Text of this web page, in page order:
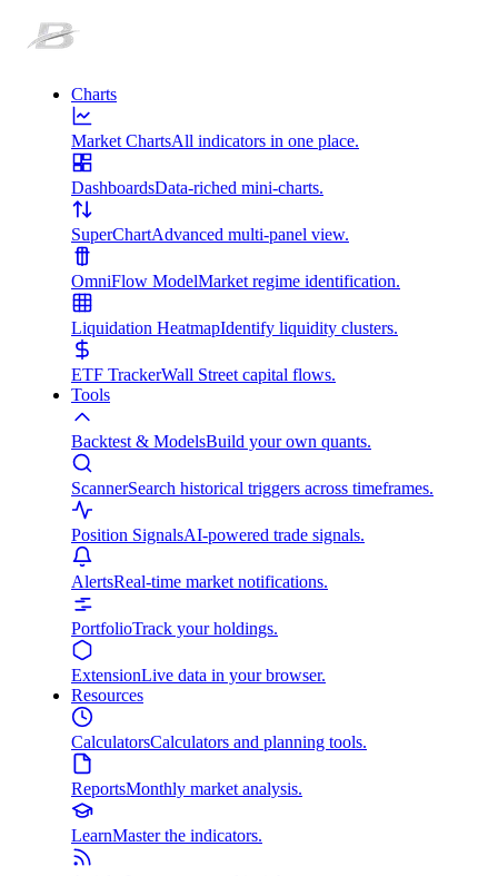
Charts
Market ChartsAll indicators in one place.
DashboardsData-riched mini-charts.
SuperChartAdvanced multi-panel view.
OmniFlow ModelMarket regime identification.
Liquidation HeatmapIdentify liquidity clusters.
ETF TrackerWall Street capital flows.
Tools
Backtest & ModelsBuild your own quants.
ScannerSearch historical triggers across timeframes.
Position SignalsAI-powered trade signals.
AlertsReal-time market notifications.
PortfolioTrack your holdings.
ExtensionLive data in your browser.
Resources
CalculatorsCalculators and planning tools.
ReportsMonthly market analysis.
LearnMaster the indicators.